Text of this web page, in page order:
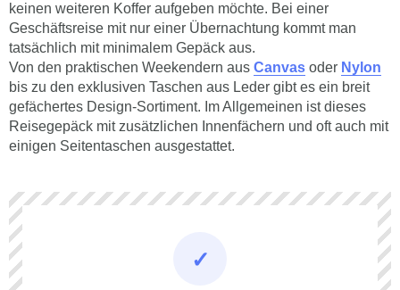
keinen weiteren Koffer aufgeben möchte. Bei einer
Geschäftsreise mit nur einer Übernachtung kommt man
tatsächlich mit minimalem Gepäck aus.
Von den praktischen Weekendern aus Canvas oder Nylon
bis zu den exklusiven Taschen aus Leder gibt es ein breit
gefächertes Design-Sortiment. Im Allgemeinen ist dieses
Reisegepäck mit zusätzlichen Innenfächern und oft auch mit
einigen Seitentaschen ausgestattet.